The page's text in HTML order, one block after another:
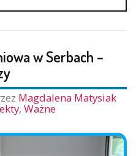
ŚWIĘTA
3
MAJA
w Serbach –
Magdalena Matysiak
, Ważne